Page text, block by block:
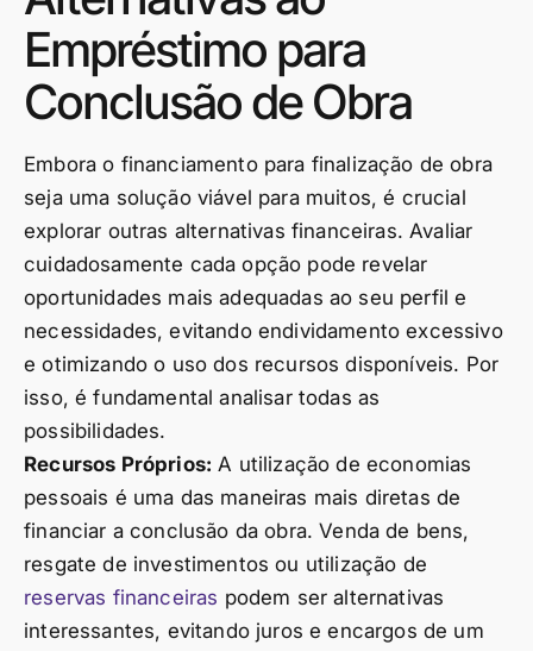
Empréstimo para
Conclusão de Obra
Embora o financiamento para finalização de obra
seja uma solução viável para muitos, é crucial
explorar outras alternativas financeiras. Avaliar
cuidadosamente cada opção pode revelar
oportunidades mais adequadas ao seu perfil e
necessidades, evitando endividamento excessivo
e otimizando o uso dos recursos disponíveis. Por
isso, é fundamental analisar todas as
possibilidades.
Recursos Próprios: A utilização de economias
pessoais é uma das maneiras mais diretas de
financiar a conclusão da obra. Venda de bens,
resgate de investimentos ou utilização de
reservas financeiras podem ser alternativas
interessantes, evitando juros e encargos de um